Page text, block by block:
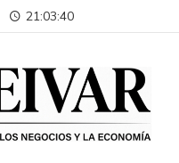
21:03:40